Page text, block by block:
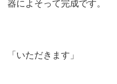
器によそって完成です。
「いただきます」